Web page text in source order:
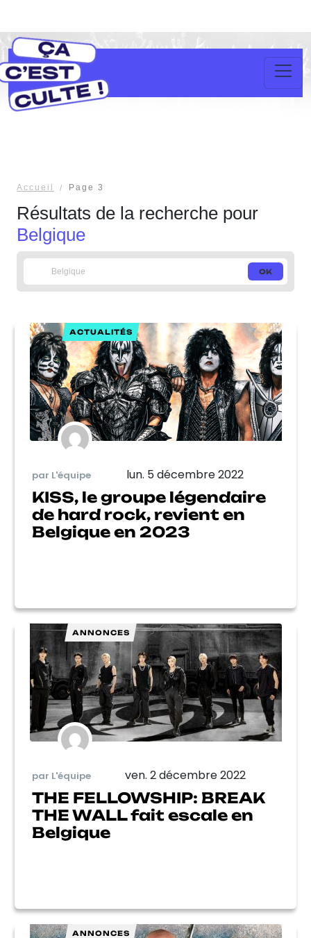
Accueil Page 3
Résultats de la recherche pour
Belgique
ACTUALITÉS
par L'équipe lun. 5 décembre 2022
KISS, le groupe légendaire
de hard rock, revient en
Belgique en 2023
ANNONCES
par L'équipe ven. 2 décembre 2022
THE FELLOWSHIP: BREAK
THE WALL fait escale en
Belgique
ANNONCES